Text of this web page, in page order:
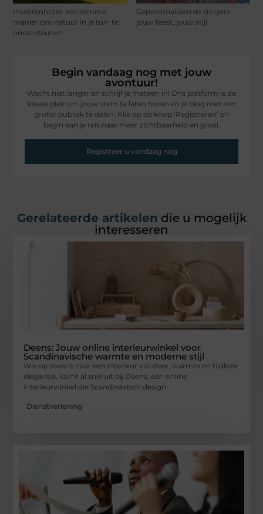
Insectenhotel: een slimme
manier om natuur in je tuin te
ondersteunen
Gepersonaliseerde slingers:
jouw feest, jouw stijl
Begin vandaag nog met jouw
avontuur!
Wacht niet langer en schrijf je meteen in! Ons platform is de
ideale plek om jouw stem te laten horen en je blog met een
groter publiek te delen. Klik op de knop ‘Registreren’ en
begin aan je reis naar meer zichtbaarheid en groei.
Registreer u vandaag nog
Gerelateerde artikelen die u mogelijk
interesseren
Deens: Jouw online interieurwinkel voor
Scandinavische warmte en moderne stijl
Wie op zoek is naar een interieur vol sfeer, warmte en tijdloze
elegantie, komt al snel uit bij Deens, een online
interieurwinkel die Scandinavisch design
Dienstverlening